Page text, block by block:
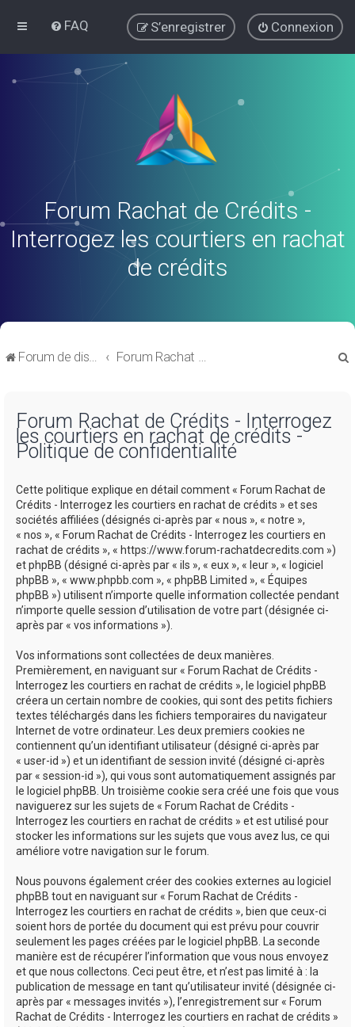
FAQ Connexion
S’enregistrer
Forum Rachat de Crédits -
Interrogez les courtiers en rachat
de crédits
Forum de discussions sur le Regroupement de Crédits et le Rachat de Crédits Forum Rachat de Crédits
Forum Rachat de Crédits - Interrogez
les courtiers en rachat de crédits -
Politique de confidentialité
Cette politique explique en détail comment « Forum Rachat de
Crédits - Interrogez les courtiers en rachat de crédits » et ses
sociétés affiliées (désignés ci-après par « nous », « notre »,
« nos », « Forum Rachat de Crédits - Interrogez les courtiers en
rachat de crédits », « https://www.forum-rachatdecredits.com »)
et phpBB (désigné ci-après par « ils », « eux », « leur », « logiciel
phpBB », « www.phpbb.com », « phpBB Limited », « Équipes
phpBB ») utilisent n’importe quelle information collectée pendant
n’importe quelle session d’utilisation de votre part (désignée ci-
après par « vos informations »).
Vos informations sont collectées de deux manières.
Premièrement, en naviguant sur « Forum Rachat de Crédits -
Interrogez les courtiers en rachat de crédits », le logiciel phpBB
créera un certain nombre de cookies, qui sont des petits fichiers
textes téléchargés dans les fichiers temporaires du navigateur
Internet de votre ordinateur. Les deux premiers cookies ne
contiennent qu’un identifiant utilisateur (désigné ci-après par
« user-id ») et un identifiant de session invité (désigné ci-après
par « session-id »), qui vous sont automatiquement assignés par
le logiciel phpBB. Un troisième cookie sera créé une fois que vous
naviguerez sur les sujets de « Forum Rachat de Crédits -
Interrogez les courtiers en rachat de crédits » et est utilisé pour
stocker les informations sur les sujets que vous avez lus, ce qui
améliore votre navigation sur le forum.
Nous pouvons également créer des cookies externes au logiciel
phpBB tout en naviguant sur « Forum Rachat de Crédits -
Interrogez les courtiers en rachat de crédits », bien que ceux-ci
soient hors de portée du document qui est prévu pour couvrir
seulement les pages créées par le logiciel phpBB. La seconde
manière est de récupérer l’information que vous nous envoyez
et que nous collectons. Ceci peut être, et n’est pas limité à : la
publication de message en tant qu’utilisateur invité (désignée ci-
après par « messages invités »), l’enregistrement sur « Forum
Rachat de Crédits - Interrogez les courtiers en rachat de crédits »